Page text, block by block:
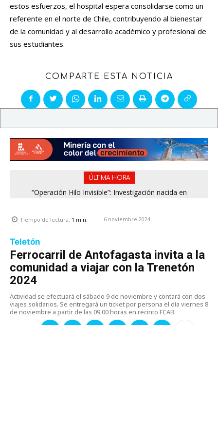
estos esfuerzos, el hospital espera consolidarse como un
referente en el norte de Chile, contribuyendo al bienestar
de la comunidad y al desarrollo académico y profesional de
sus estudiantes.
COMPARTE ESTA NOTICIA